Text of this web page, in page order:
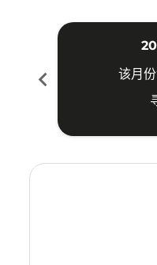
chevron_left
该月